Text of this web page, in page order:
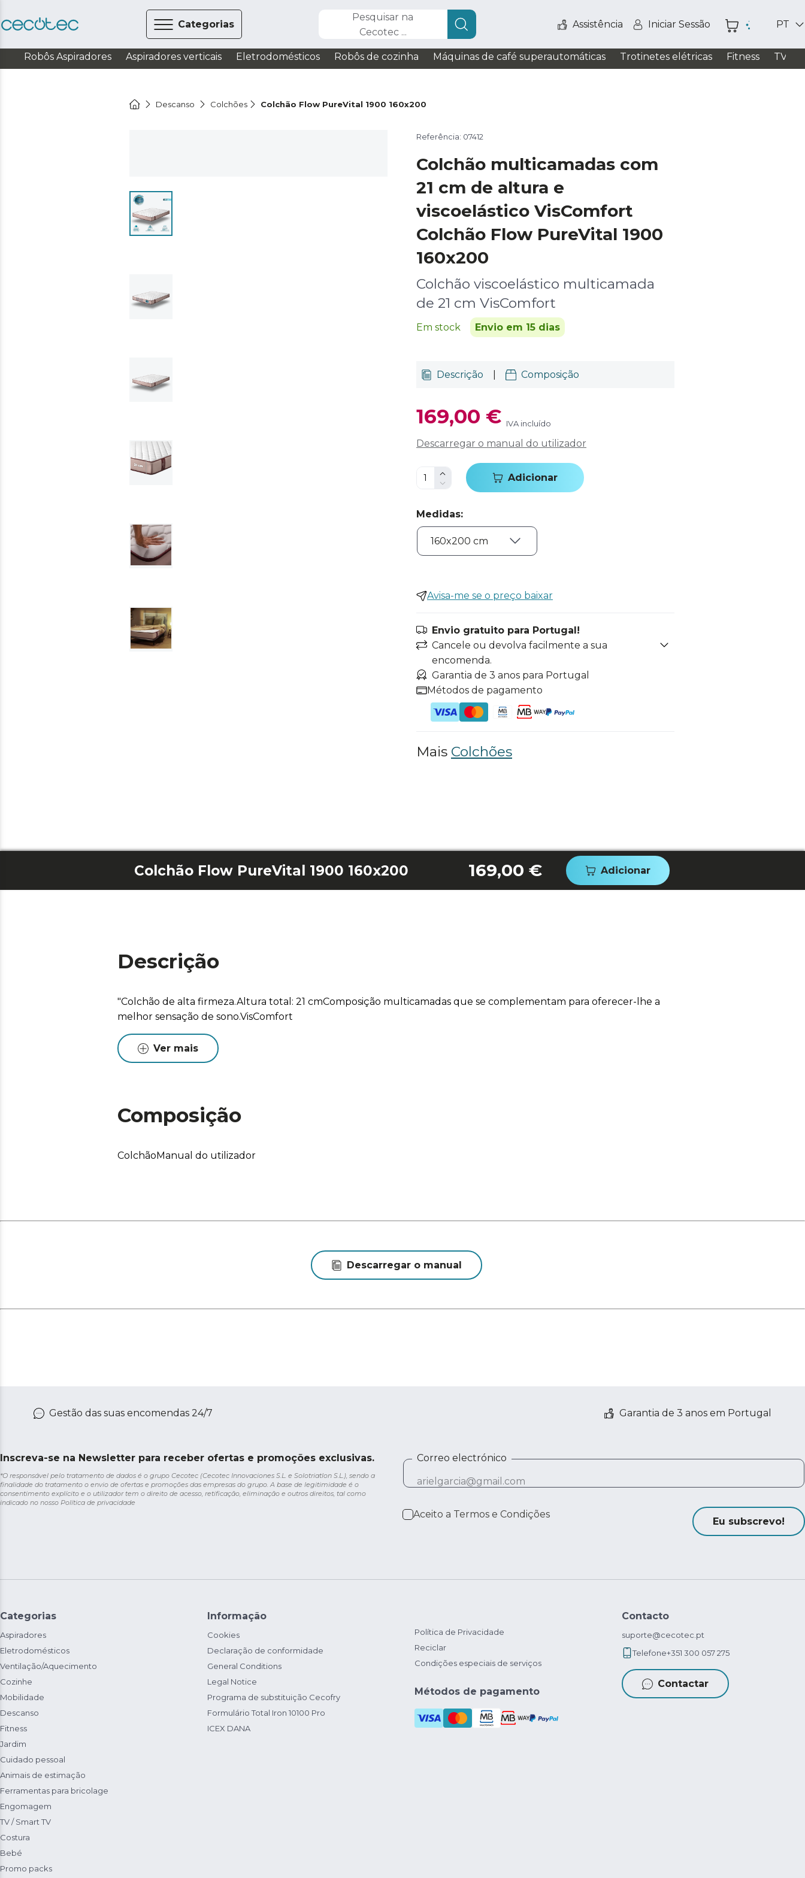
Categorias
Pesquisar na
Cecotec ...
Assistência Iniciar Sessão PT
Robôs Aspiradores Aspiradores verticais Eletrodomésticos Robôs de cozinha Máquinas de café superautomáticas Trotinetes elétricas Fitness TV /
Descanso Colchões Colchão Flow PureVital 1900 160x200
Referência: 07412
Colchão multicamadas com
21 cm de altura e
viscoelástico VisComfort
Colchão Flow PureVital 1900
160x200
Colchão viscoelástico multicamada
de 21 cm VisComfort
Em stock Envio em 15 dias
Descrição Composição
169,00 € IVA incluído
Descarregar o manual do utilizador
Adicionar
Medidas:
Avisa-me se o preço baixar
Envio gratuito para Portugal!
Cancele ou devolva facilmente a sua
encomenda.
Garantia de 3 anos para Portugal
Métodos de pagamento
Mais Colchões
Colchão Flow PureVital 1900 160x200 169,00 € Adicionar
Descrição
"Colchão de alta firmeza.Altura total: 21 cmComposição multicamadas que se complementam para oferecer-lhe a
melhor sensação de sono.VisComfort
Ver mais
Composição
ColchãoManual do utilizador
Descarregar o manual
Gestão das suas encomendas 24/7 Garantia de 3 anos em Portugal
Inscreva-se na Newsletter para receber ofertas e promoções exclusivas.
*O responsável pelo tratamento de dados é o grupo Cecotec (Cecotec Innovaciones S.L. e Solotriatlon S.L.), sendo a
finalidade do tratamento o envio de ofertas e promoções das empresas do grupo. A base de legitimidade é o
consentimento explícito e o utilizador tem o direito de acesso, retificação, eliminação e outros direitos, tal como
indicado no nosso Política de privacidade
Correo electrónico
Aceito a Termos e Condições
Eu subscrevo!
Categorias
Aspiradores
Eletrodomésticos
Ventilação/Aquecimento
Cozinhe
Mobilidade
Descanso
Fitness
Jardim
Cuidado pessoal
Animais de estimação
Ferramentas para bricolage
Engomagem
TV / Smart TV
Costura
Bebé
Promo packs
Informação
Cookies
Declaração de conformidade
General Conditions
Legal Notice
Programa de substituição Cecofry
Formulário Total Iron 10100 Pro
ICEX DANA
Política de Privacidade
Reciclar
Condições especiais de serviços
Métodos de pagamento
Contacto
suporte@cecotec.pt
Telefone+351 300 057 275
Contactar